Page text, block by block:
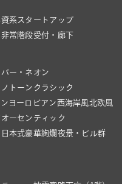
系スタートアップ
非常階段受付・廊下
ー・ネオン
トーン クラシック
ヨーロピアン 西海岸風北欧風
オーセンティック
本式豪華絢爛夜景・ビル群